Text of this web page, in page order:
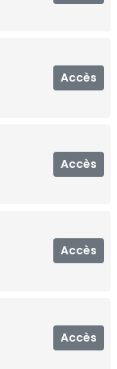
Accès
Accès
Accès
Accès